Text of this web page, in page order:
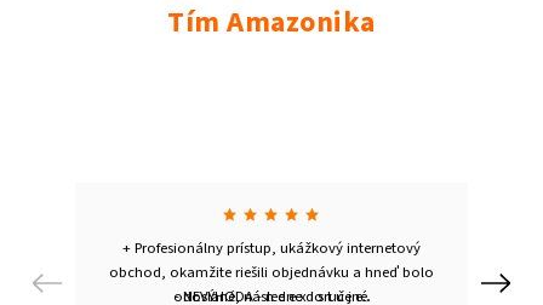
Tím Amazonika
Previous
+ Profesionálny prístup, ukážkový internetový
obchod, okamžite riešili objednávku a hneď bolo
odoslané, následne doručené.
- NEVÝHODA - n e e x i s t u j e..
Next